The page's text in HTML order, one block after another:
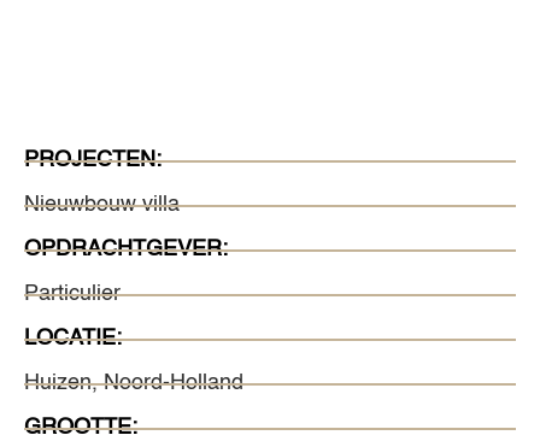
PROJECTEN:
Nieuwbouw villa
OPDRACHTGEVER:
Particulier
LOCATIE:
Huizen, Noord-Holland
GROOTTE: